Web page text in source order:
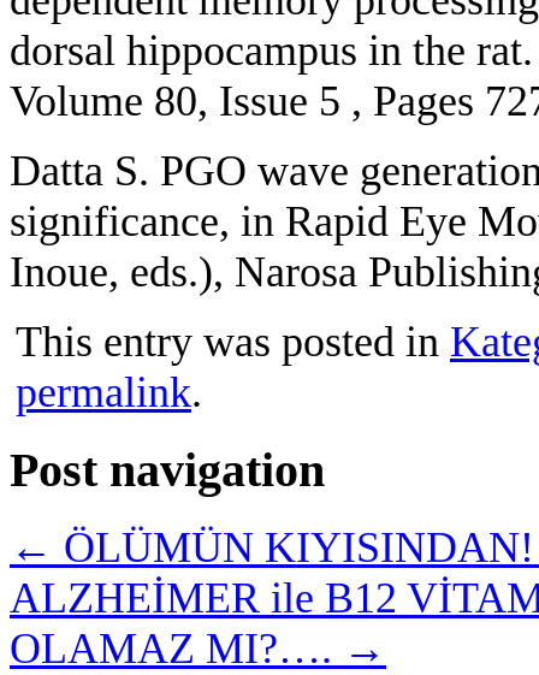
dorsal hippocampus in the
Volume 80, Issue 5 , Pages
Datta S. PGO wave
significance, in Rapid Eye
Inoue, eds.), Narosa
This entry was posted in
permalink.
Post navigation
← ÖLÜMÜN
ALZHEİMER ile B12
OLAMAZ MI?…. →